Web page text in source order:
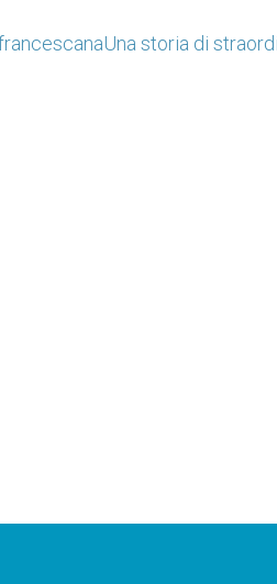
Una storia di